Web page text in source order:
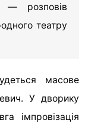
— розповів
театру
масове
У дворику
імпровізація